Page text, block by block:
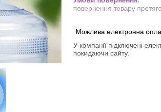
повернення товару
У компанії підключені
покидаючи сайту.